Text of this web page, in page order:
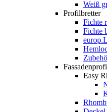
Weiß
Profilbretter
Fichte
Fichte
Easy